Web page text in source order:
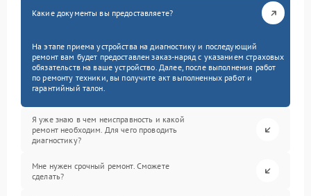
Какие документы вы предоставляете?
На этапе приема устройства на диагностику и последующий
ремонт вам будет предоставлен заказ-наряд с указанием страховых
обязательств на ваше устройство. Далее, после выполнения работ
по ремонту техники, вы получите акт выполненных работ и
гарантийный талон.
Я уже знаю в чем неисправность и какой
ремонт необходим. Для чего проводить
диагностику?
Мне нужен срочный ремонт. Сможете
сделать?